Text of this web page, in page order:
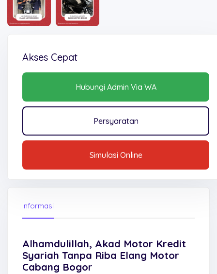
Akses Cepat
Hubungi Admin Via WA
Persyaratan
Simulasi Online
Informasi
Alhamdulillah, Akad Motor Kredit
Syariah Tanpa Riba Elang Motor
Cabang Bogor